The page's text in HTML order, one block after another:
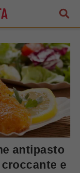
antipasto
e